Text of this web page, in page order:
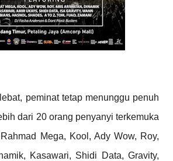
peminat tetap menunggu penuh
dari 20 orang penyanyi terkemuka
Mega, Kool, Ady Wow, Roy,
Kasawari, Shidi Data, Gravity,